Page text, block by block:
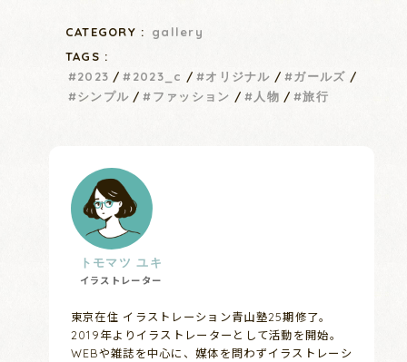
CATEGORY :
gallery
TAGS :
2023
2023_c オリジナル
ガールズ
シンプル
ファッション 人物 旅行
トモマツ ユキ
イラストレーター
東京在住 イラストレーション青山塾25期修了。
2019年よりイラストレーターとして活動を開始。
WEBや雑誌を中心に、媒体を問わずイラストレーシ